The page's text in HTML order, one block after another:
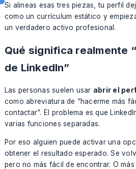
Si alineas esas tres piezas, tu perfil
como un currículum estático y
un verdadero activo profesional.
Qué significa realmente
de LinkedIn”
Las personas suelen usar abrir el
como abreviatura de “hacerme más
contactar”. El problema es que
varias funciones separadas.
Por eso alguien puede activar una
obtener el resultado esperado. Se
pero no más fácil de encontrar. O